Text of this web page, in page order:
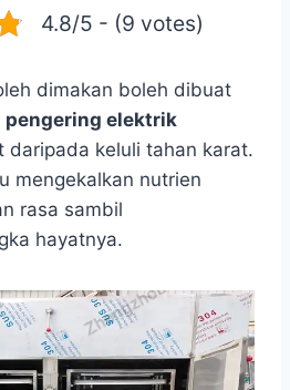
4.8/5 - (9 votes)
dimakan boleh dibuat
pengering elektrik
daripada keluli tahan karat.
mengekalkan nutrien
rasa sambil
hayatnya.